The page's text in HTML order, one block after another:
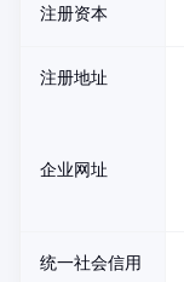
注册资本
注册地址
企业网址
统一社会信用